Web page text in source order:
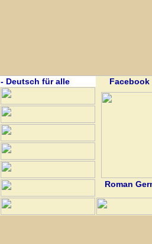
- Deutsch für alle Facebook
Roman